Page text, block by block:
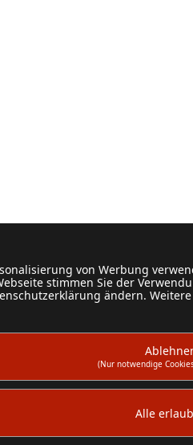
von Werbung
stimmen Sie der
ändern.
(Nur notwendige
Alle